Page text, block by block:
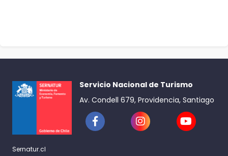
Servicio Nacional de Turismo
Av. Condell 679, Providencia, Santiago
Sernatur.cl